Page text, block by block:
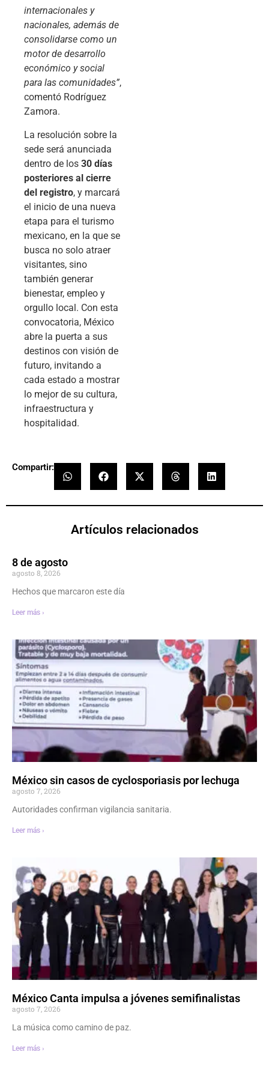
internacionales y
nacionales, además de
consolidarse como un
motor de desarrollo
económico y social
para las comunidades”,
comentó Rodríguez
Zamora.
La resolución sobre la
sede será anunciada
dentro de los 30 días
posteriores al cierre
del registro, y marcará
el inicio de una nueva
etapa para el turismo
mexicano, en la que se
busca no solo atraer
visitantes, sino
también generar
bienestar, empleo y
orgullo local. Con esta
convocatoria, México
abre la puerta a sus
destinos con visión de
futuro, invitando a
cada estado a mostrar
lo mejor de su cultura,
infraestructura y
hospitalidad.
Compartir:
Artículos relacionados
8 de agosto
agosto 8, 2026
Hechos que marcaron este día
Leer más ›
México sin casos de cyclosporiasis por lechuga
agosto 7, 2026
Autoridades confirman vigilancia sanitaria.
Leer más ›
México Canta impulsa a jóvenes semifinalistas
agosto 7, 2026
La música como camino de paz.
Leer más ›